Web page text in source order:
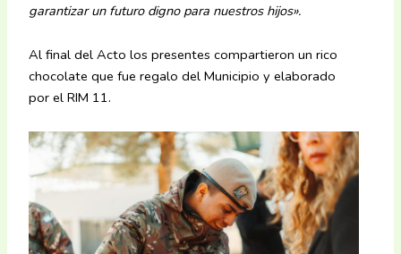
garantizar un futuro digno para nuestros hijos».
Al final del Acto los presentes compartieron un rico
chocolate que fue regalo del Municipio y elaborado
por el RIM 11.